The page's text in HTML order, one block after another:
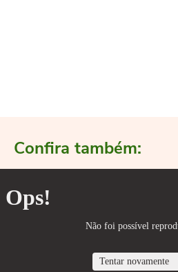
Confira também: